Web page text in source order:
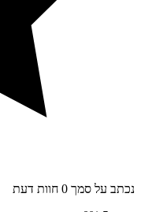
נכתב על סמך 0 חוות דעת